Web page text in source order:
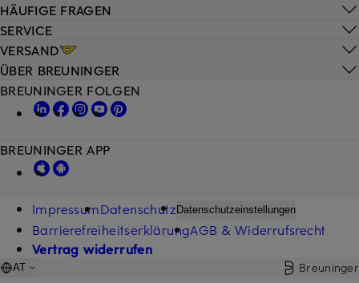
HÄUFIGE FRAGEN
SERVICE
VERSAND
ÜBER BREUNINGER
BREUNINGER FOLGEN
BREUNINGER APP
ImpressumDatenschutzDatenschutzeinstellungen
BarrierefreiheitserklärungAGB & Widerrufsrecht
Vertrag widerrufen
AT Breuninger